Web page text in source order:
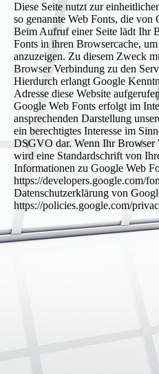
Diese Seite nutzt zur
so genannte Web Fonts, die von
Beim Aufruf einer Seite lädt Ihr
Fonts in ihren Browsercache,
anzuzeigen. Zu diesem Zweck
Browser Verbindung zu den
Hierdurch erlangt Google
Adresse diese Website
Google Web Fonts erfolgt im
ansprechenden Darstellung
ein berechtigtes Interesse im
DSGVO dar. Wenn Ihr Browser
wird eine Standardschrift von
Informationen zu Google Web
https://developers.google.com/
Datenschutzerklärung von
https://policies.google.com/